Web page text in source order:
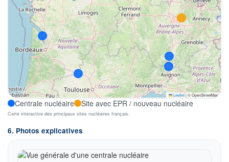
Leaflet|© OpenStreetMap
Centrale nucléaire Site avec EPR / nouveau nucléaire
Carte interactive des principaux sites nucléaires français.
6. Photos explicatives